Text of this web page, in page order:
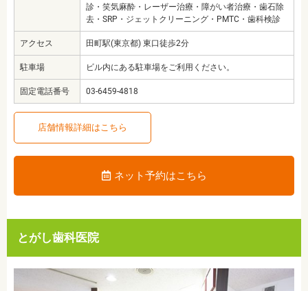
診・笑気麻酔・レーザー治療・障がい者治療・歯石除
去・SRP・ジェットクリーニング・PMTC・歯科検診
アクセス 田町駅(東京都) 東口徒歩2分
駐車場 ビル内にある駐車場をご利用ください。
固定電話番号 03-6459-4818
店舗情報詳細はこちら
ネット予約はこちら
とがし歯科医院